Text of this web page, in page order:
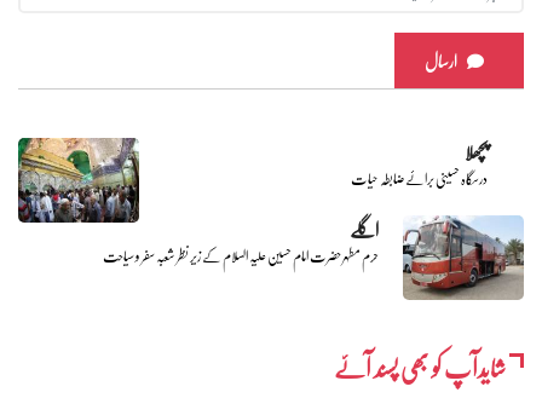
ارسال
پچھلا
درسگاہ حسینی برائے ضابطہ حیات
اگلے
حرم مطہر حضرت امام حسین علیہ السلام کے زیر نظر شعبہ سفر و سیاحت
شایدآپ کو بھی پسند آئے